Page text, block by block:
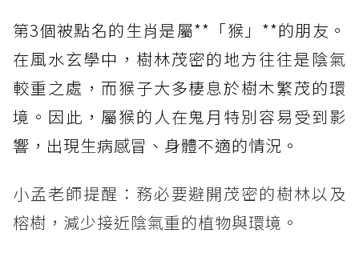
第3個被點名的生肖是屬**「猴」**的朋友。
在風水玄學中，樹林茂密的地方往往是陰氣
較重之處，而猴子大多棲息於樹木繁茂的環
境。因此，屬猴的人在鬼月特別容易受到影
響，出現生病感冒、身體不適的情況。
小孟老師提醒：務必要避開茂密的樹林以及
榕樹，減少接近陰氣重的植物與環境。